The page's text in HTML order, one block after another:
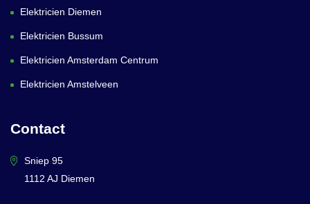
Elektricien Diemen
Elektricien Bussum
Elektricien Amsterdam Centrum
Elektricien Amstelveen
Contact
Sniep 95
1112 AJ Diemen